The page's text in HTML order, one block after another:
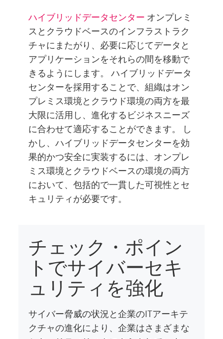
ハイブリッドデータセンター オンプレミ
スとクラウドベースのインフラストラク
チャにまたがり、必要に応じてデータと
アプリケーションをそれらの間を移動で
きるようにします。 ハイブリッドデータ
センターを採用することで、組織はオン
プレミス環境とクラウド環境の両方を最
大限に活用し、進化するビジネスニーズ
に合わせて適応することができます。 し
かし、ハイブリッドデータセンターを効
果的かつ安全に実装するには、オンプレ
ミス環境とクラウドベースの環境の両方
において、包括的で一貫した可視性とセ
キュリティが必要です。
チェック・ポイン
トでサイバーセキ
ュリティを強化
サイバー脅威の状況と企業のITアーキテ
クチャの進化により、企業はさまざまな